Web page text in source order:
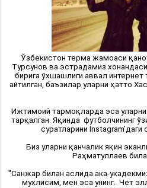
Ўзбекистон терма жамоаси
Турсунов ва эстрадамиз
бирига ўхшашлиги аввал
айтилган, баъзилар уларни ҳатто
Ижтимоий тармоқларда эса
тарқалган. Яқинда футболчининг
суратларини
Биз уларни қанчалик яқин
Раҳматуллаев
"Санжар билан аслида ака-
мухлисим, мен эса унинг. Чет